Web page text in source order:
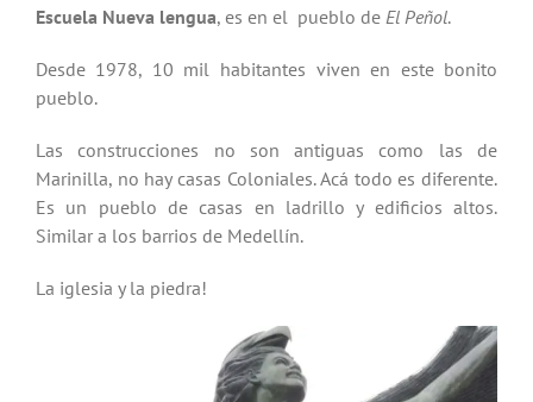
Escuela Nueva lengua, es en el pueblo de El Peñol.
Desde 1978, 10 mil habitantes viven en este bonito
pueblo.
Las construcciones no son antiguas como las de
Marinilla, no hay casas Coloniales. Acá todo es diferente.
Es un pueblo de casas en ladrillo y edificios altos.
Similar a los barrios de Medellín.
La iglesia y la piedra!